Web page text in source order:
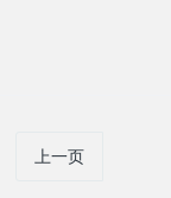
上一页